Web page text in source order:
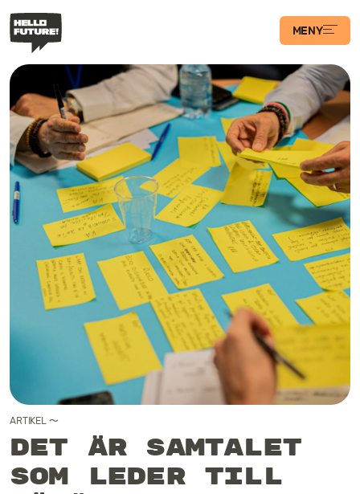
MENY
Våra Program
Case
Transformations­
podden
Artiklar
Filosofi
Kontakt
ARTIKEL〜
Det är samtalet
som leder till